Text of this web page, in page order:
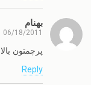
بهنام
06/18/2011
پرچمتون بالا
Reply